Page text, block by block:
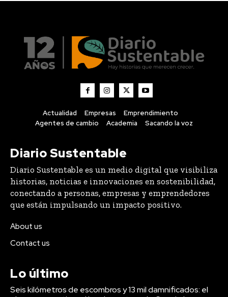
Actualidad Empresas
Emprendimiento
Agentes de cambio
Academia Sacando la voz
Diario Sustentable
Diario Sustentable es un medio digital que visibiliza
historias, noticias e innovaciones en sostenibilidad,
conectando a personas, empresas y emprendedores
que están impulsando un impacto positivo.
About us
Contact us
Lo último
Seis kilómetros de escombros y 13 mil damnificados: el